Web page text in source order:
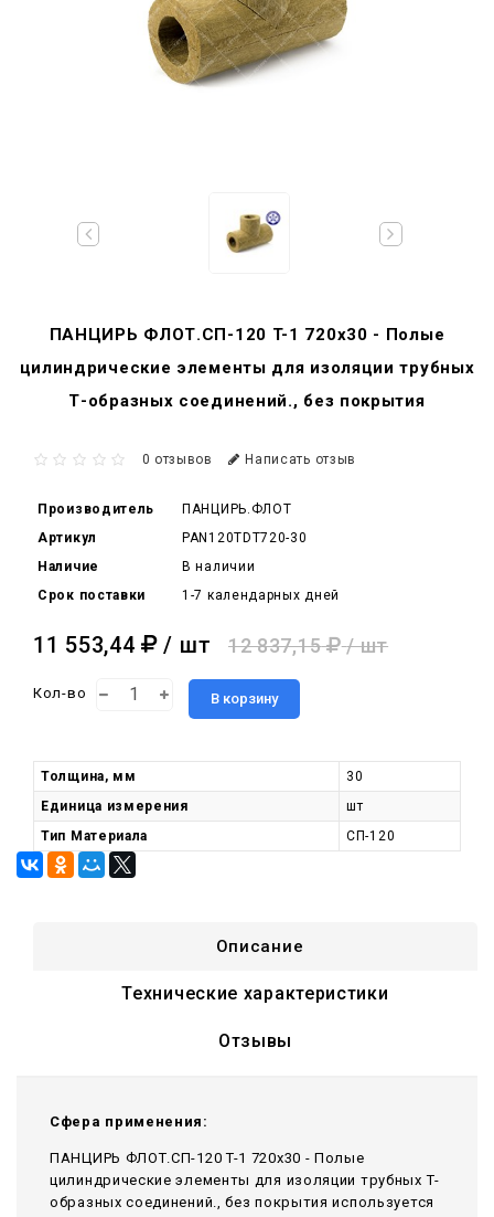
ПАНЦИРЬ ФЛОТ.СП-120 T-1 720x30 - Полые
цилиндрические элементы для изоляции трубных
Т-образных соединений., без покрытия
0 отзывов Написать отзыв
Производитель
ПАНЦИРЬ.ФЛОТ
Артикул
PAN120TDT720-30
Наличие
В наличии
Срок поставки
1-7 календарных дней
11 553,44 / шт 12 837,15 / шт
Кол-во В корзину
Толщина, мм
30
Единица измерения
шт
Тип Материала
СП-120
Описание
Технические характеристики
Отзывы
Сфера применения:
ПАНЦИРЬ ФЛОТ.СП-120 T-1 720x30 - Полые
цилиндрические элементы для изоляции трубных Т-
образных соединений., без покрытия используется